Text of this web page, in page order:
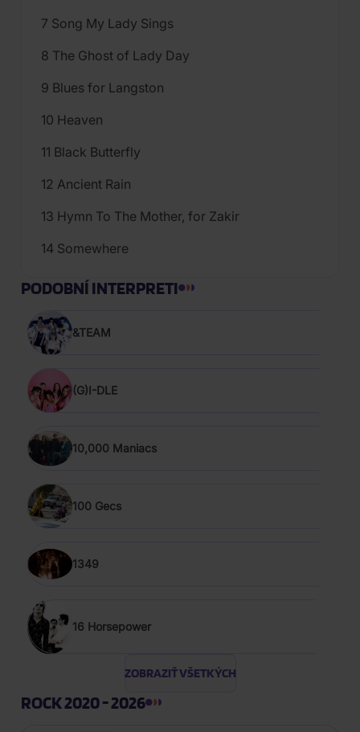
7 Song My Lady Sings
8 The Ghost of Lady Day
9 Blues for Langston
10 Heaven
11 Black Butterfly
12 Ancient Rain
13 Hymn To The Mother, for Zakir
14 Somewhere
PODOBNÍ INTERPRETI
&TEAM
(G)I-DLE
10,000 Maniacs
100 Gecs
1349
16 Horsepower
ZOBRAZIŤ VŠETKÝCH
ROCK 2020 - 2026